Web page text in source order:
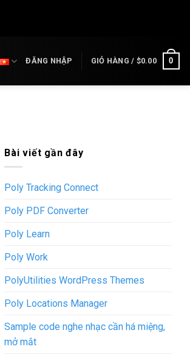
ĐĂNG NHẬP GIỎ HÀNG / $0.00 0
Bài viết gần đây
Poly Tracking Connect
Poly PDF Converter
Poly Learn
Poly Work
PolyUtilities WordPress Themes
Poly Locations Manager
Sample code nghe nhạc cần há miệng,
mở mắt